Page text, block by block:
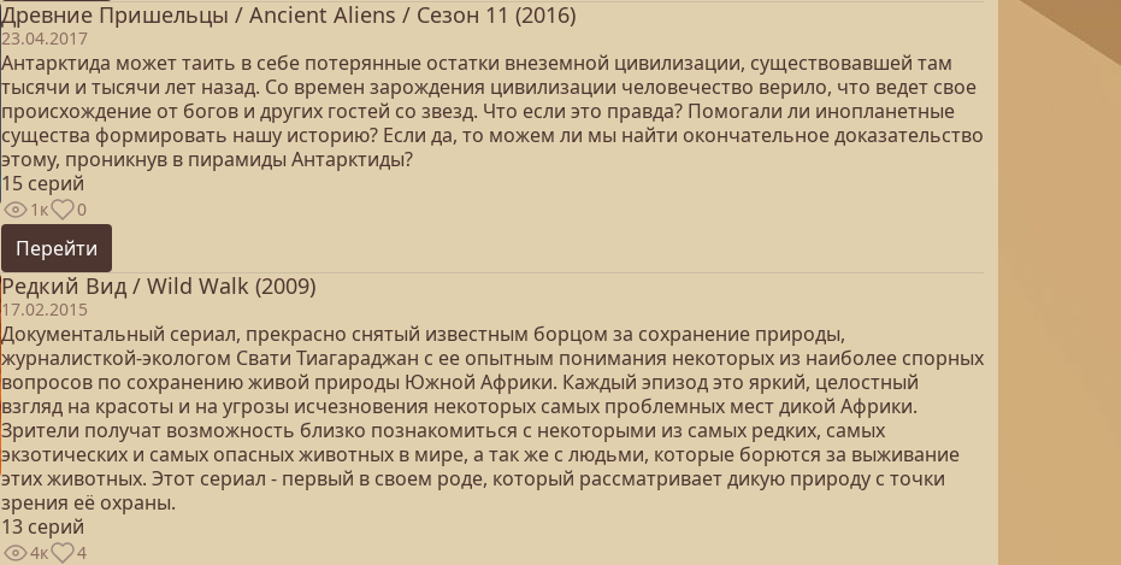
Древние Пришельцы / Ancient Aliens / Сезон 11 (2016)
23.04.2017
Антарктида может таить в себе потерянные остатки внеземной цивилизации, существовавшей там
тысячи и тысячи лет назад. Со времен зарождения цивилизации человечество верило, что ведет свое
происхождение от богов и других гостей со звезд. Что если это правда? Помогали ли инопланетные
существа формировать нашу историю? Если да, то можем ли мы найти окончательное доказательство
этому, проникнув в пирамиды Антарктиды?
15 серий
1к 0
Перейти
Редкий Вид / Wild Walk (2009)
17.02.2015
Документальный сериал, прекрасно снятый известным борцом за сохранение природы,
журналисткой-экологом Свати Тиагараджан с ее опытным понимания некоторых из наиболее спорных
вопросов по сохранению живой природы Южной Африки. Каждый эпизод это яркий, целостный
взгляд на красоты и на угрозы исчезновения некоторых самых проблемных мест дикой Африки.
Зрители получат возможность близко познакомиться с некоторыми из самых редких, самых
экзотических и самых опасных животных в мире, а так же с людьми, которые борются за выживание
этих животных. Этот сериал - первый в своем роде, который рассматривает дикую природу с точки
зрения её охраны.
13 серий
4к 4